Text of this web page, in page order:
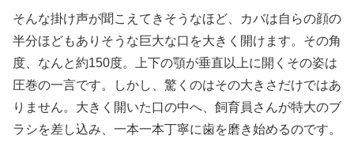
そんな掛け声が聞こえてきそうなほど、カバは自らの顔の
半分ほどもありそうな巨大な口を大きく開けます。その角
度、なんと約150度。上下の顎が垂直以上に開くその姿は
圧巻の一言です。しかし、驚くのはその大きさだけではあ
りません。大きく開いた口の中へ、飼育員さんが特大のブ
ラシを差し込み、一本一本丁寧に歯を磨き始めるのです。